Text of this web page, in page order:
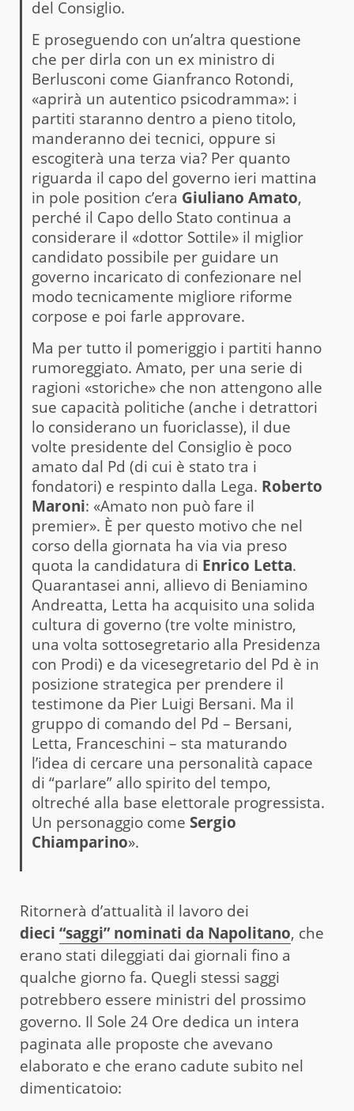
del Consiglio.
E proseguendo con un’altra questione
che per dirla con un ex ministro di
Berlusconi come Gianfranco Rotondi,
«aprirà un autentico psicodramma»: i
partiti staranno dentro a pieno titolo,
manderanno dei tecnici, oppure si
escogiterà una terza via? Per quanto
riguarda il capo del governo ieri mattina
in pole position c’era Giuliano Amato,
perché il Capo dello Stato continua a
considerare il «dottor Sottile» il miglior
candidato possibile per guidare un
governo incaricato di confezionare nel
modo tecnicamente migliore riforme
corpose e poi farle approvare.
Ma per tutto il pomeriggio i partiti hanno
rumoreggiato. Amato, per una serie di
ragioni «storiche» che non attengono alle
sue capacità politiche (anche i detrattori
lo considerano un fuoriclasse), il due
volte presidente del Consiglio è poco
amato dal Pd (di cui è stato tra i
fondatori) e respinto dalla Lega. Roberto
Maroni: «Amato non può fare il
premier». È per questo motivo che nel
corso della giornata ha via via preso
quota la candidatura di Enrico Letta.
Quarantasei anni, allievo di Beniamino
Andreatta, Letta ha acquisito una solida
cultura di governo (tre volte ministro,
una volta sottosegretario alla Presidenza
con Prodi) e da vicesegretario del Pd è in
posizione strategica per prendere il
testimone da Pier Luigi Bersani. Ma il
gruppo di comando del Pd – Bersani,
Letta, Franceschini – sta maturando
l’idea di cercare una personalità capace
di “parlare” allo spirito del tempo,
oltreché alla base elettorale progressista.
Un personaggio come Sergio
Chiamparino».
Ritornerà d’attualità il lavoro dei
dieci “saggi” nominati da Napolitano, che
erano stati dileggiati dai giornali fino a
qualche giorno fa. Quegli stessi saggi
potrebbero essere ministri del prossimo
governo. Il Sole 24 Ore dedica un intera
paginata alle proposte che avevano
elaborato e che erano cadute subito nel
dimenticatoio: